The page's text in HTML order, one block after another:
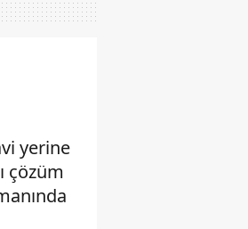
yerine
çözüm